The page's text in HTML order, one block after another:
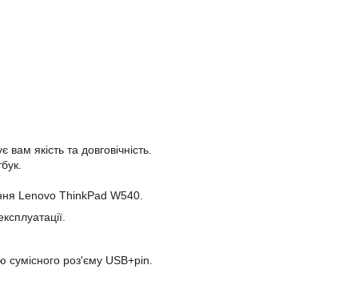
якість та довговічність.
Lenovo ThinkPad W540.
роз'єму USB+pin.